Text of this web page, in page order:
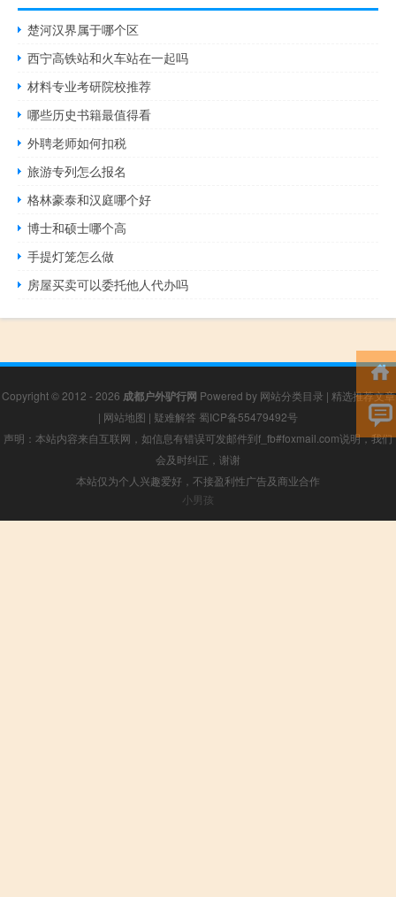
楚河汉界属于哪个区
西宁高铁站和火车站在一起吗
材料专业考研院校推荐
哪些历史书籍最值得看
外聘老师如何扣税
旅游专列怎么报名
格林豪泰和汉庭哪个好
博士和硕士哪个高
手提灯笼怎么做
房屋买卖可以委托他人代办吗
Copyright © 2012 - 2026 成都户外驴行网 Powered by 网站分类目录 | 精选推荐文章
| 网站地图 | 疑难解答 蜀ICP备55479492号
声明：本站内容来自互联网，如信息有错误可发邮件到f_fb#foxmail.com说明，我们
会及时纠正，谢谢
本站仅为个人兴趣爱好，不接盈利性广告及商业合作
小男孩